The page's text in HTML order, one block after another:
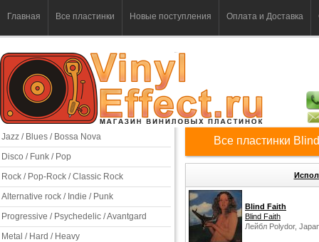
Главная Все пластинки Новые поступления Оплата и Доставка
Jazz / Blues / Bossa Nova
Disco / Funk / Pop
Rock / Pop-Rock / Classic Rock
Alternative rock / Indie / Punk
Progressive / Psychedelic / Avantgard
Metal / Hard / Heavy
Все пластинки
Blind Faith
Blind Faith
Лейбл Polydor,